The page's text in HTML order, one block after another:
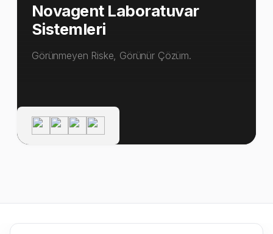
Novagent Laboratuvar
Sistemleri
Görünmeyen Riske, Görünür Çözüm.